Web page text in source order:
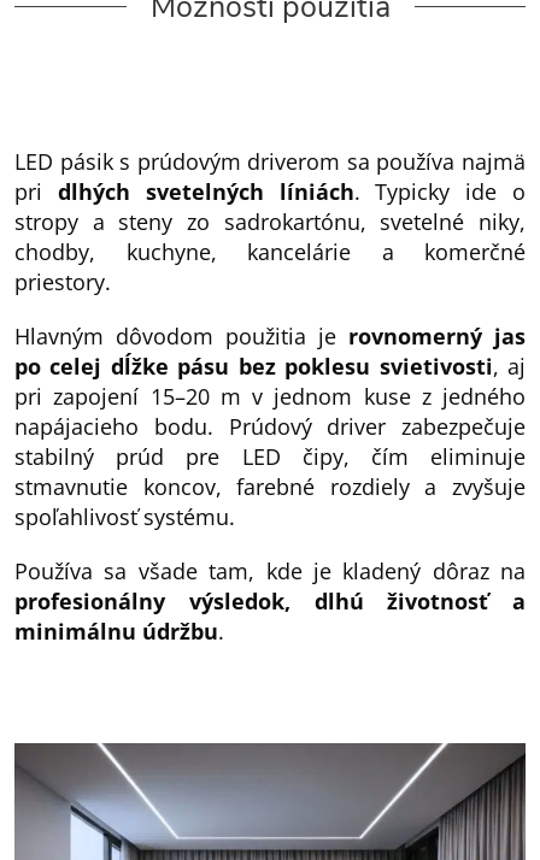
LED pásik s prúdovým driverom sa používa najmä
pri dlhých svetelných líniách. Typicky ide o
stropy a steny zo sadrokartónu, svetelné niky,
chodby, kuchyne, kancelárie a komerčné
priestory.
Hlavným dôvodom použitia je rovnomerný jas
po celej dĺžke pásu bez poklesu svietivosti, aj
pri zapojení 15–20 m v jednom kuse z jedného
napájacieho bodu. Prúdový driver zabezpečuje
stabilný prúd pre LED čipy, čím eliminuje
stmavnutie koncov, farebné rozdiely a zvyšuje
spoľahlivosť systému.
Používa sa všade tam, kde je kladený dôraz na
profesionálny výsledok, dlhú životnosť a
minimálnu údržbu.